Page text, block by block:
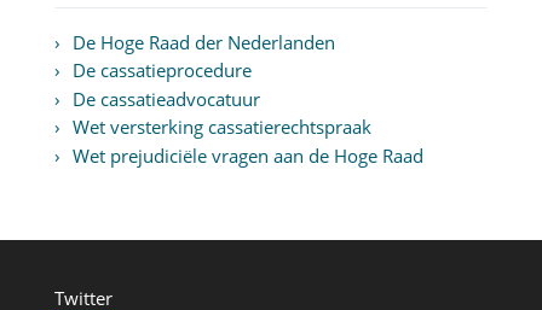
De Hoge Raad der Nederlanden
De cassatieprocedure
De cassatieadvocatuur
Wet versterking cassatierechtspraak
Wet prejudiciële vragen aan de Hoge Raad
Twitter